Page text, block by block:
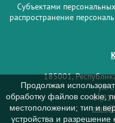
Субъектами
распространение
185001,
ул.
8
Продолжая
обработку файлов cookie,
местоположении; тип и
устройства и разрешение